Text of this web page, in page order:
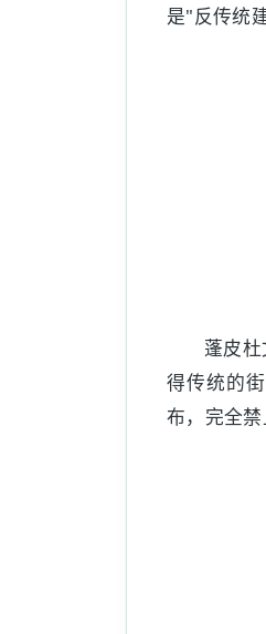
是"反传统
蓬皮
得传统的
布，完全禁